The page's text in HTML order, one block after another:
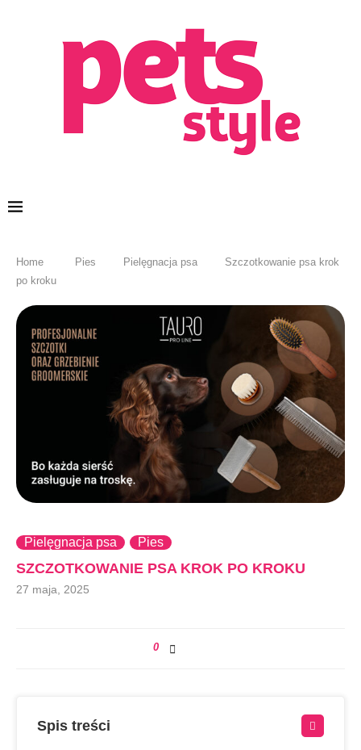
Home Pies Pielęgnacja psa
Szczotkowanie psa krok
po kroku
Pielęgnacja psa Pies
SZCZOTKOWANIE PSA KROK PO KROKU
27 maja, 2025
0
Spis treści